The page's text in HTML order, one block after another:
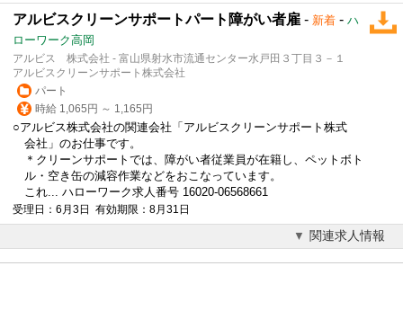
アルビスクリーンサポートパート障がい者雇 - 新着 - ハ
ローワーク高岡
アルビス 株式会社 - 富山県射水市流通センター水戸田３丁目３－１
アルビスクリーンサポート株式会社
パート
時給 1,065円 ～ 1,165円
○アルビス株式会社の関連会社「アルビスクリーンサポート株式
会社」のお仕事です。
＊クリーンサポートでは、障がい者従業員が在籍し、ペットボト
ル・空き缶の減容作業などをおこなっています。
これ... ハローワーク求人番号 16020-06568661
受理日：6月3日 有効期限：8月31日
関連求人情報